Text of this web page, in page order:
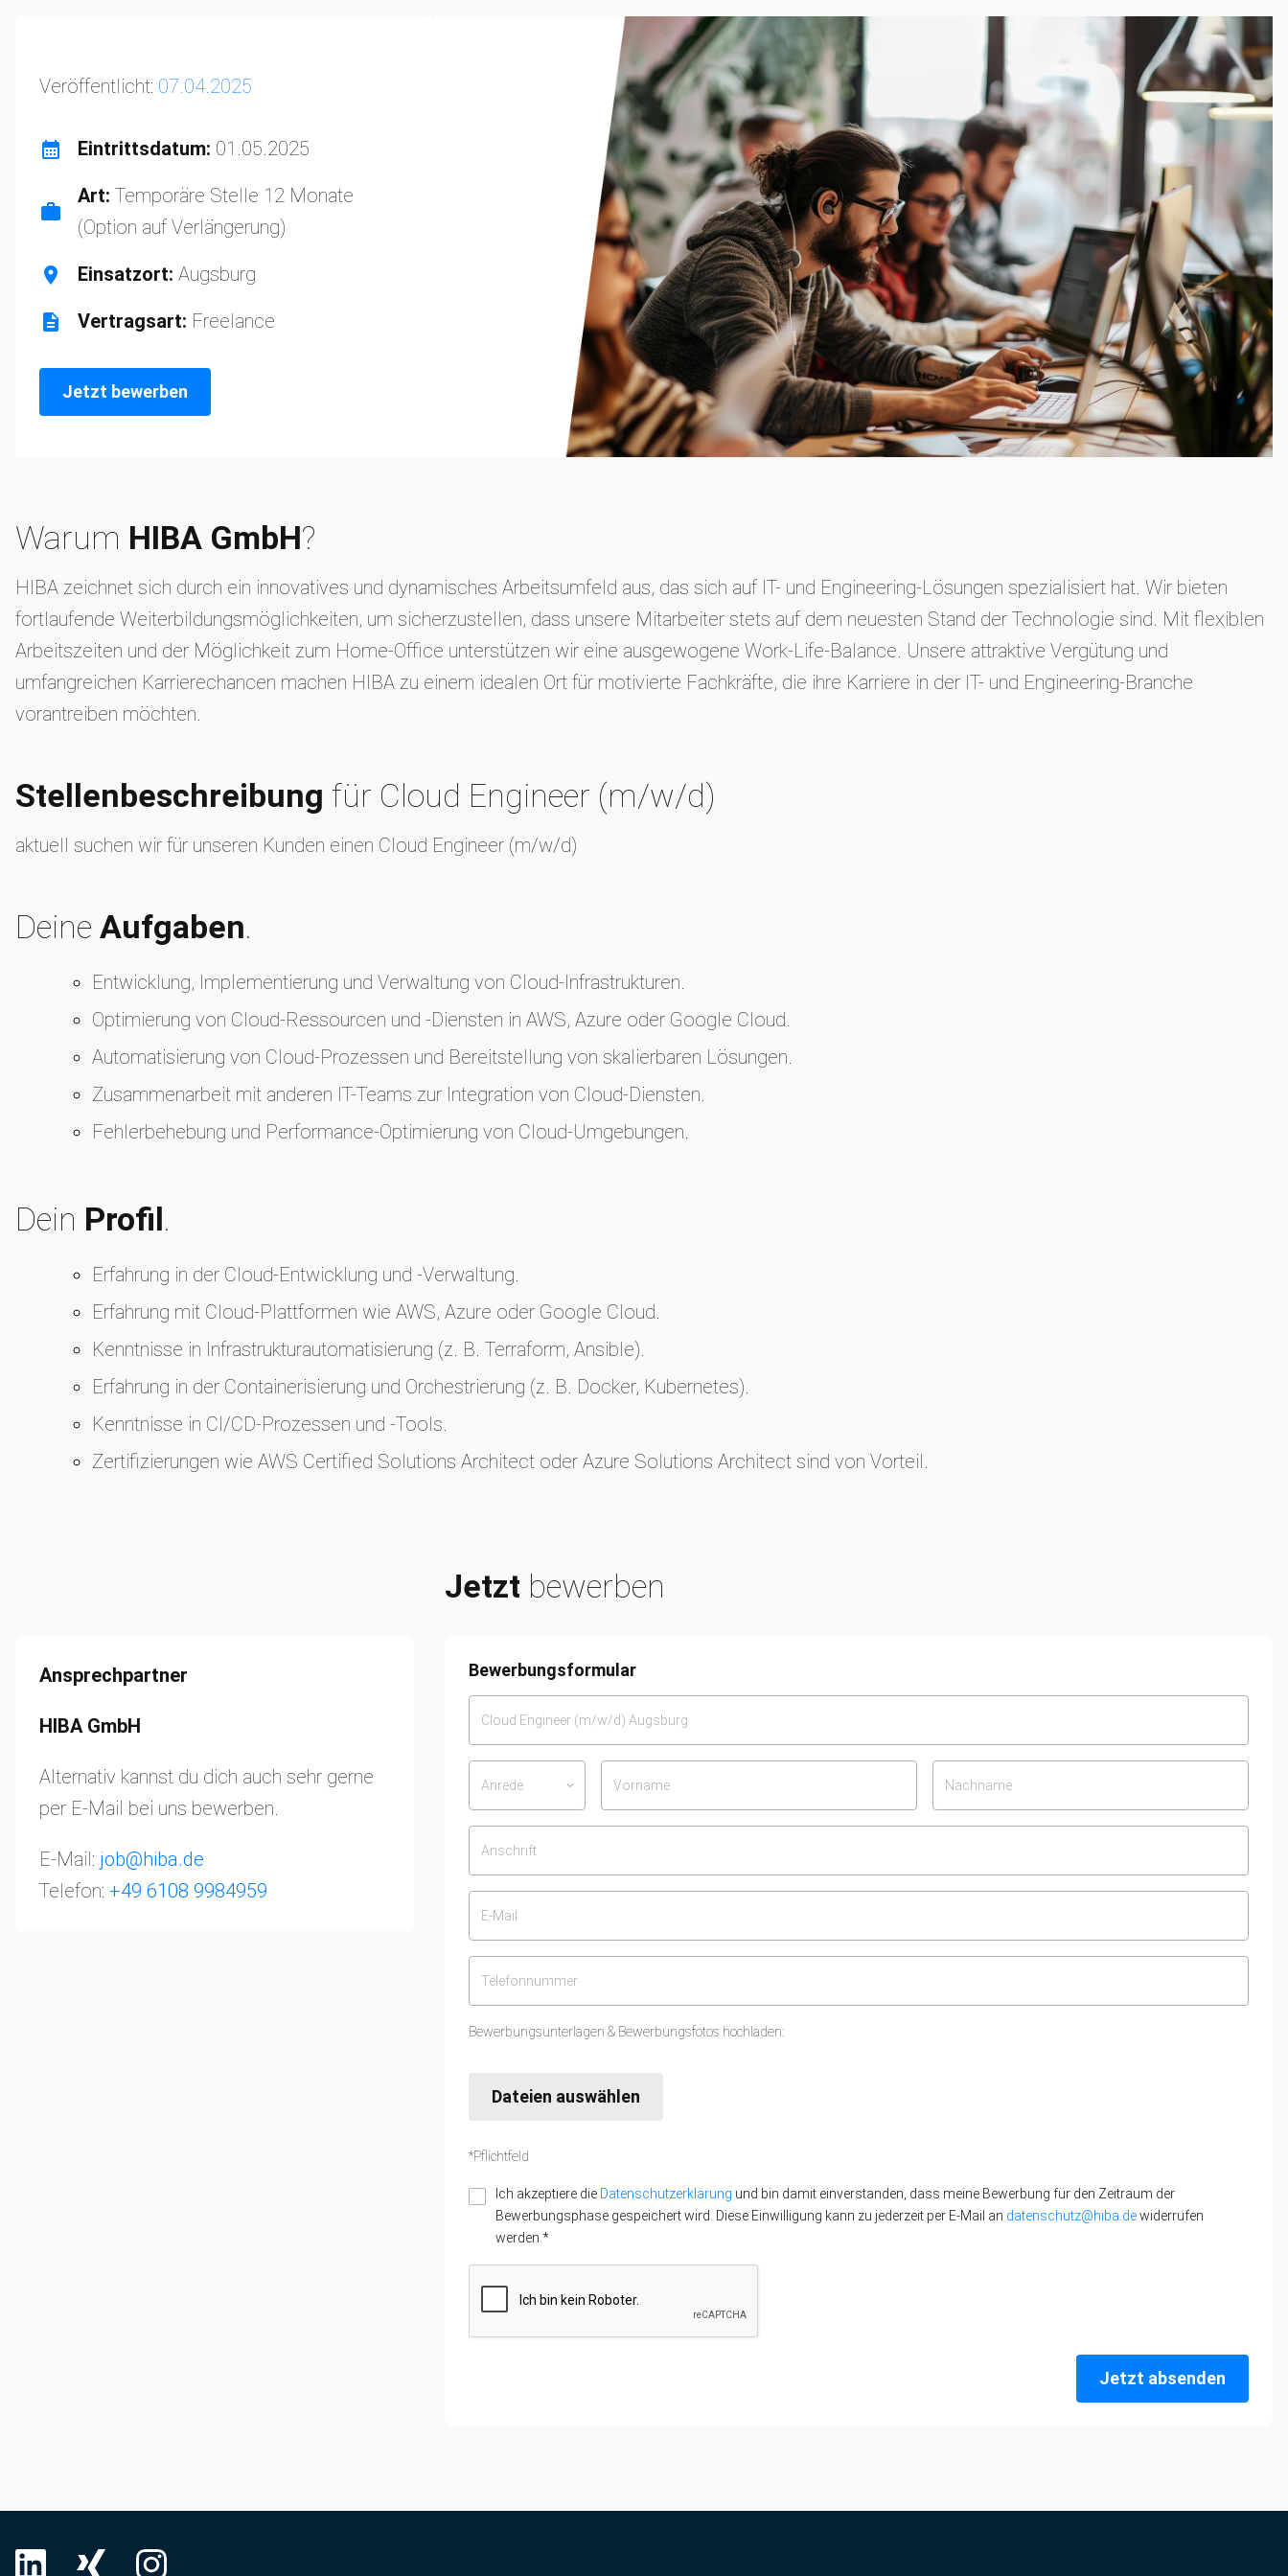
Veröffentlicht: 07.04.2025
Eintrittsdatum: 01.05.2025
Art: Temporäre Stelle 12 Monate
(Option auf Verlängerung)
Einsatzort: Augsburg
Vertragsart: Freelance
Jetzt bewerben
Warum HIBA GmbH?
HIBA zeichnet sich durch ein innovatives und dynamisches Arbeitsumfeld aus, das sich auf IT- und Engineering-Lösungen spezialisiert hat. Wir bieten
fortlaufende Weiterbildungsmöglichkeiten, um sicherzustellen, dass unsere Mitarbeiter stets auf dem neuesten Stand der Technologie sind. Mit flexiblen
Arbeitszeiten und der Möglichkeit zum Home-Office unterstützen wir eine ausgewogene Work-Life-Balance. Unsere attraktive Vergütung und
umfangreichen Karrierechancen machen HIBA zu einem idealen Ort für motivierte Fachkräfte, die ihre Karriere in der IT- und Engineering-Branche
vorantreiben möchten.
Stellenbeschreibung für Cloud Engineer (m/w/d)
aktuell suchen wir für unseren Kunden einen Cloud Engineer (m/w/d)
Deine Aufgaben.
Entwicklung, Implementierung und Verwaltung von Cloud-Infrastrukturen.
Optimierung von Cloud-Ressourcen und -Diensten in AWS, Azure oder Google Cloud.
Automatisierung von Cloud-Prozessen und Bereitstellung von skalierbaren Lösungen.
Zusammenarbeit mit anderen IT-Teams zur Integration von Cloud-Diensten.
Fehlerbehebung und Performance-Optimierung von Cloud-Umgebungen.
Dein Profil.
Erfahrung in der Cloud-Entwicklung und -Verwaltung.
Erfahrung mit Cloud-Plattformen wie AWS, Azure oder Google Cloud.
Kenntnisse in Infrastrukturautomatisierung (z. B. Terraform, Ansible).
Erfahrung in der Containerisierung und Orchestrierung (z. B. Docker, Kubernetes).
Kenntnisse in CI/CD-Prozessen und -Tools.
Zertifizierungen wie AWS Certified Solutions Architect oder Azure Solutions Architect sind von Vorteil.
Jetzt bewerben
Ansprechpartner
HIBA GmbH
Alternativ kannst du dich auch sehr gerne
per E-Mail bei uns bewerben.
E-Mail: job@hiba.de
Telefon: +49 6108 9984959
Bewerbungsformular
Anrede keyboard_arrow_down
Bewerbungsunterlagen & Bewerbungsfotos hochladen:
Dateien auswählen
*Pflichtfeld
Ich akzeptiere die Datenschutzerklärung und bin damit einverstanden, dass meine Bewerbung für den Zeitraum der
Bewerbungsphase gespeichert wird. Diese Einwilligung kann zu jederzeit per E-Mail an datenschutz@hiba.dewiderrufen
werden.*
Jetzt absenden